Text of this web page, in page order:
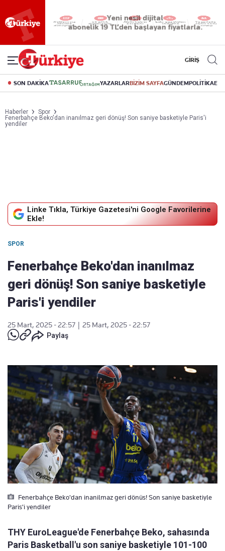
Reklamsız
okuma
deneyimi
56 yıllık
dijital arşiv
Akıllı haber
asistanı
Eski gazeteleri
indirme
Yazarlarla
canlı soru
cevap
GİRİŞ
SON DAKİKA YAZARLARBİZİM SAYFAGÜNDEMPOLİTİKA
Haberler
Spor
Fenerbahçe Beko'dan inanılmaz geri dönüş! Son saniye basketiyle Paris'i
yendiler
Linke Tıkla, Türkiye Gazetesi'ni Google Favorilerine
Ekle!
SPOR
Fenerbahçe Beko'dan inanılmaz
geri dönüş! Son saniye basketiyle
Paris'i yendiler
25 Mart, 2025 - 22:57
25 Mart, 2025 - 22:57
Paylaş
Fenerbahçe Beko'dan inanilmaz geri dönüs! Son saniye basketiyle
Paris'i yendiler
THY EuroLeague'de Fenerbahçe Beko, sahasında
Paris Basketball'u son saniye basketiyle 101-100